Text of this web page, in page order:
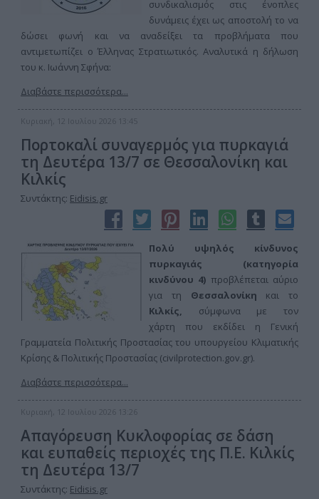
συνδικαλισμός στις ένοπλες
δυνάμεις έχει ως αποστολή το να
δώσει φωνή και να αναδείξει τα προβλήματα που
αντιμετωπίζει ο Έλληνας Στρατιωτικός. Αναλυτικά η δήλωση
του κ. Ιωάννη Σφήνα:
Διαβάστε περισσότερα...
Κυριακή, 12 Ιουλίου 2026 13:45
Πορτοκαλί συναγερμός για πυρκαγιά
τη Δευτέρα 13/7 σε Θεσσαλονίκη και
Κιλκίς
Συντάκτης: Eidisis.gr
Πολύ υψηλός κίνδυνος
πυρκαγιάς (κατηγορία
κινδύνου 4) προβλέπεται αύριο
για τη Θεσσαλονίκη και το
Κιλκίς, σύμφωνα με τον
χάρτη που εκδίδει η Γενική
Γραμματεία Πολιτικής Προστασίας του υπουργείου Κλιματικής
Κρίσης & Πολιτικής Προστασίας (civilprotection.gov.gr).
Διαβάστε περισσότερα...
Κυριακή, 12 Ιουλίου 2026 13:26
Απαγόρευση Κυκλοφορίας σε δάση
και ευπαθείς περιοχές της Π.Ε. Κιλκίς
τη Δευτέρα 13/7
Συντάκτης: Eidisis.gr